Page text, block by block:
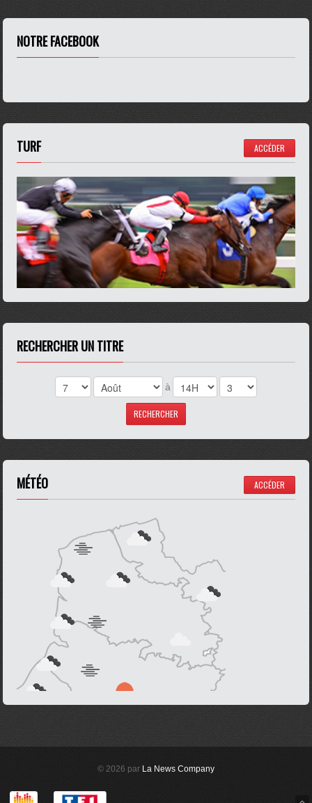
NOTRE FACEBOOK
TURF ACCÉDER
RECHERCHER UN TITRE
à
MÉTÉO ACCÉDER
© 2026 par La News Company